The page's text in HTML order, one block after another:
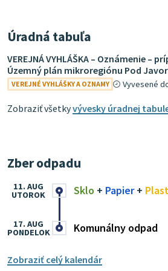
Úradná tabuľa
VEREJNÁ VYHLÁŠKA – Oznámenie –
Územný plán mikroregiónu Pod
VEREJNÉ VYHLÁŠKY A OZNAMY Vyvesené
Zobraziť všetkyvývesky úradnej
Zber odpadu
Sklo + Papier+
11. AUG
UTOROK
Komunálny odpad
17. AUG
PONDELOK
Zobraziť celý kalendár